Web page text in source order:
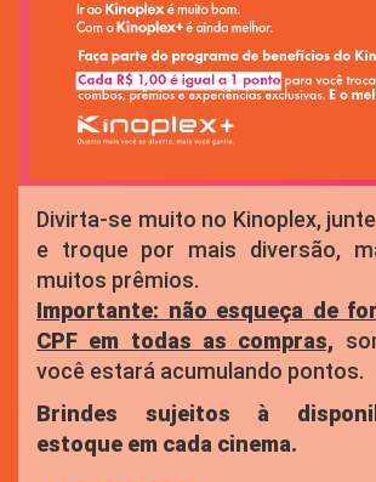
Divirta-se muito no Kinoplex,
e troque por mais diversão,
muitos prêmios.
Importante: não esqueça de
CPF em todas as compras,
você estará acumulando pontos.
Brindes sujeitos à
estoque em cada cinema.